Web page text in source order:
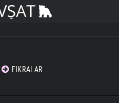
FIKRALAR